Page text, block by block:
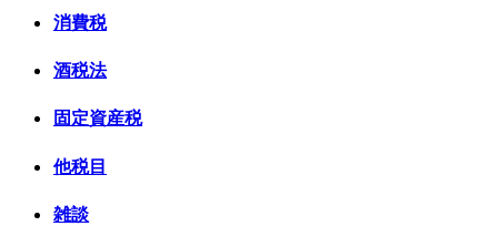
消費税
酒税法
固定資産税
他税目
雑談